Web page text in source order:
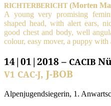
RICHTERBERICHT (Mor­ten
A young very pro­mi­sing
shaped head, with alert ears,
good chest and body, well
colour, easy mover, a pup­py
14|01|2018 – CACIB
V1 CAC-J, J-BOB
Alpen­ju­gend­sie­ge­rin, 1.